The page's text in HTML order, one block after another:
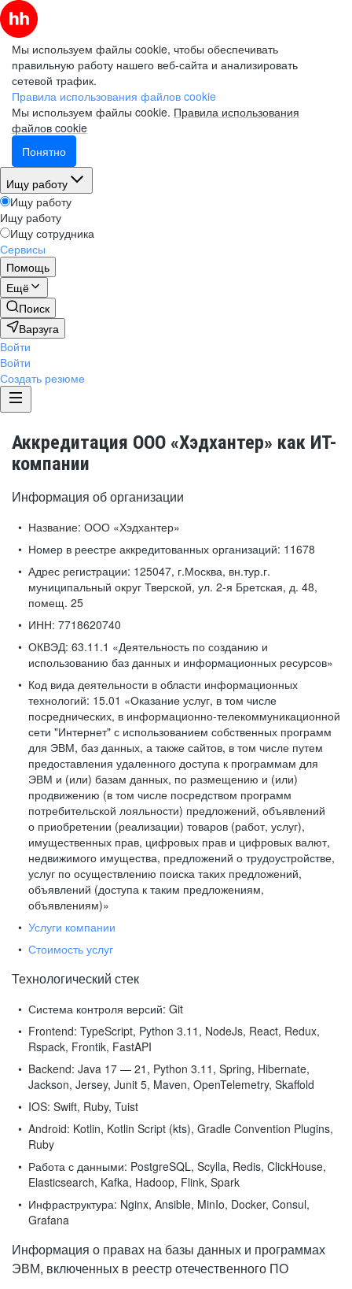
Мы используем файлы cookie, чтобы обеспечивать
правильную работу нашего веб-сайта и анализировать
сетевой трафик.
Правила использования файлов cookie
Мы используем файлы cookie. Правила использования
файлов cookie
Понятно
Ищу работу
Ищу работу
Ищу работу
Ищу сотрудника
Сервисы
Помощь
Ещё
Поиск
Варзуга
Войти
Войти
Создать резюме
Аккредитация ООО «Хэдхантер» как ИТ-
компании
Информация об организации
Название: ООО «Хэдхантер»
Номер в реестре аккредитованных организаций: 11678
Адрес регистрации: 125047, г.Москва, вн.тур.г.
муниципальный округ Тверской, ул. 2-я Бретская, д. 48,
помещ. 25
ИНН: 7718620740
ОКВЭД: 63.11.1 «Деятельность по созданию и
использованию баз данных и информационных ресурсов»
Код вида деятельности в области информационных
технологий: 15.01 «Оказание услуг, в том числе
посреднических, в информационно-телекоммуникационной
сети "Интернет" с использованием собственных программ
для ЭВМ, баз данных, а также сайтов, в том числе путем
предоставления удаленного доступа к программам для
ЭВМ и (или) базам данных, по размещению и (или)
продвижению (в том числе посредством программ
потребительской лояльности) предложений, объявлений
о приобретении (реализации) товаров (работ, услуг),
имущественных прав, цифровых прав и цифровых валют,
недвижимого имущества, предложений о трудоустройстве,
услуг по осуществлению поиска таких предложений,
объявлений (доступа к таким предложениям,
объявлениям)»
Услуги компании
Стоимость услуг
Технологический стек
Система контроля версий: Git
Frontend: TypeScript, Python 3.11, NodeJs, React, Redux,
Rspack, Frontik, FastAPI
Backend: Java 17 — 21, Python 3.11, Spring, Hibernate,
Jackson, Jersey, Junit 5, Maven, OpenTelemetry, Skaffold
IOS: Swift, Ruby, Tuist
Android: Kotlin, Kotlin Script (kts), Gradle Convention Plugins,
Ruby
Работа с данными: PostgreSQL, Scylla, Redis, ClickHouse,
Elasticsearch, Kafka, Hadoop, Flink, Spark
Инфраструктура: Nginx, Ansible, MinIo, Docker, Consul,
Grafana
Информация о правах на базы данных и программах
ЭВМ, включенных в реестр отечественного ПО